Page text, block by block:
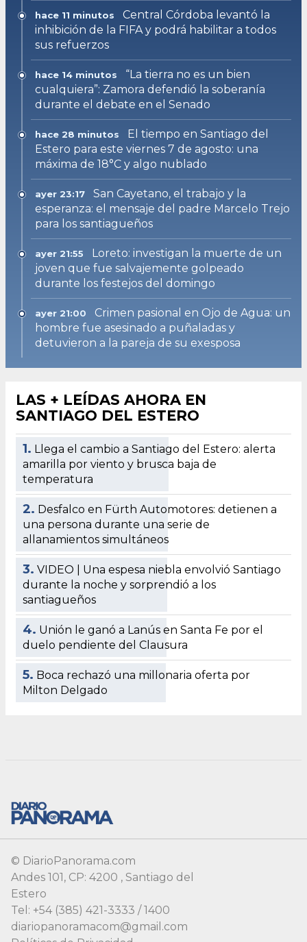
© DiarioPanorama.com
Andes 101, CP: 4200 , Santiago del
Estero
Tel: +54 (385) 421-3333 / 1400
diariopanoramacom@gmail.com